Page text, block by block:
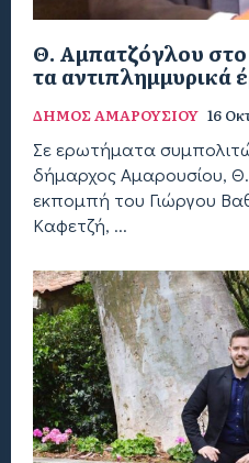
Θ. Αμπατζόγλου
τα αντιπλημμυρικά
ΔΗΜΟΣ ΑΜΑΡΟΥΣΙΟΥ 16
Σε ερωτήματα
δήμαρχος Αμαρουσίου,
εκπομπή του Γιώργου
Καφετζή, ...